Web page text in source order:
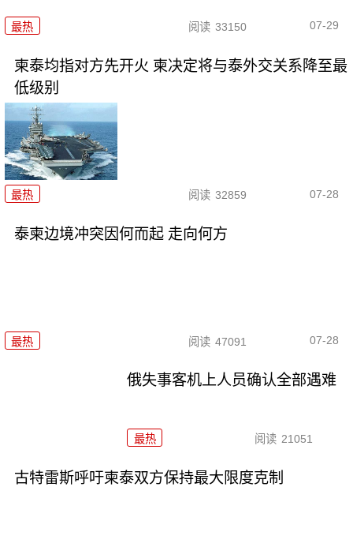
最热 阅读 33150 07-29
柬泰均指对方先开火 柬决定将与泰外交关系降至最
低级别
最热 阅读 32859 07-28
泰柬边境冲突因何而起 走向何方
最热 阅读 47091 07-28
俄失事客机上人员确认全部遇难
最热 阅读 21051
古特雷斯呼吁柬泰双方保持最大限度克制